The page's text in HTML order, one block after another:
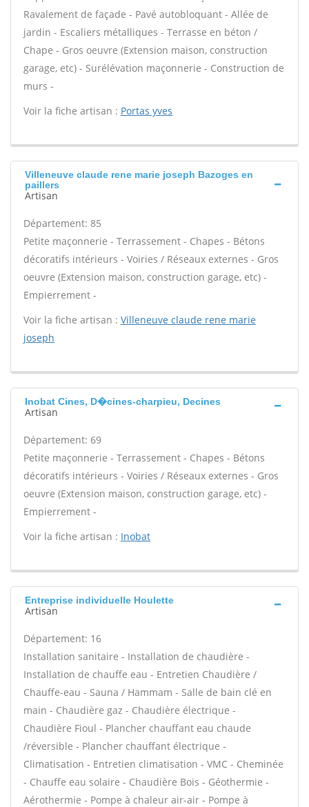
Ravalement de façade - Pavé autobloquant - Allée de
jardin - Escaliers métalliques - Terrasse en béton /
Chape - Gros oeuvre (Extension maison, construction
garage, etc) - Surélévation maçonnerie - Construction de
murs -
Voir la fiche artisan : Portas yves
Villeneuve claude rene marie joseph Bazoges en
paillers
Artisan
Département: 85
Petite maçonnerie - Terrassement - Chapes - Bétons
décoratifs intérieurs - Voiries / Réseaux externes - Gros
oeuvre (Extension maison, construction garage, etc) -
Empierrement -
Voir la fiche artisan : Villeneuve claude rene marie
joseph
Inobat Cines, D�cines-charpieu, Decines
Artisan
Département: 69
Petite maçonnerie - Terrassement - Chapes - Bétons
décoratifs intérieurs - Voiries / Réseaux externes - Gros
oeuvre (Extension maison, construction garage, etc) -
Empierrement -
Voir la fiche artisan : Inobat
Entreprise individuelle Houlette
Artisan
Département: 16
Installation sanitaire - Installation de chaudière -
Installation de chauffe eau - Entretien Chaudière /
Chauffe-eau - Sauna / Hammam - Salle de bain clé en
main - Chaudière gaz - Chaudière électrique -
Chaudière Fioul - Plancher chauffant eau chaude
/réversible - Plancher chauffant électrique -
Climatisation - Entretien climatisation - VMC - Cheminée
- Chauffe eau solaire - Chaudière Bois - Géothermie -
Aérothermie - Pompe à chaleur air-air - Pompe à